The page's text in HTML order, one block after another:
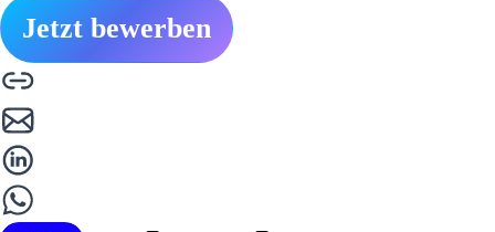
Jetzt bewerben